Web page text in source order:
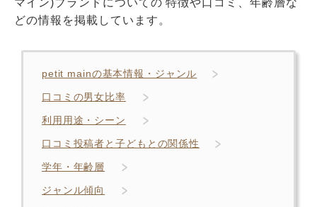
マイン)ブランドについての 特徴や口コミ、年齢層な
どの情報を掲載しています。
petit mainの基本情報・ジャンル
口コミの男女比率
利用用途・シーン
口コミ投稿者と子どもとの関係性
学年・年齢層
ジャンル傾向